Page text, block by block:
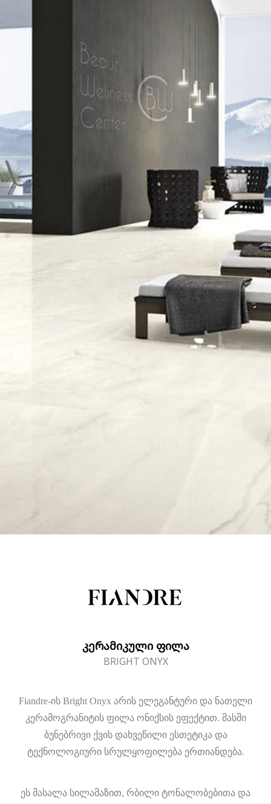
ᲙᲔᲠᲐᲛᲘᲙᲣᲚᲘ ᲤᲘᲚᲐ
BRIGHT ONYX
Fiandre-ის Bright Onyx არის ელეგანტური და ნათელი
კერამოგრანიტის ფილა ონიქსის ეფექტით. მასში
ბუნებრივი ქვის დახვეწილი ესთეტიკა და
ტექნოლოგიური სრულყოფილება ერთიანდება.
ეს მასალა სილამაზით, რბილი ტონალობებითა და